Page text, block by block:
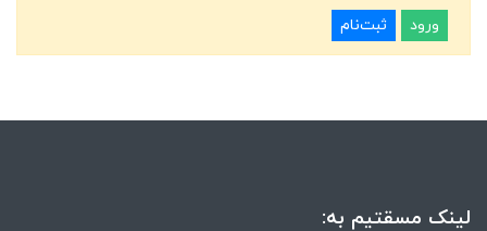
ورود ثبت‌نام
لینک مسقتیم به: